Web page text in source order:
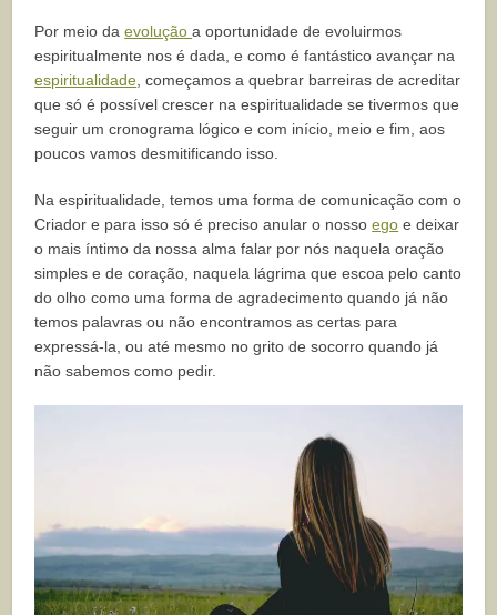
Por meio daevoluçãoa oportunidade de evoluirmos
espiritualmente nos é dada, e como é fantástico avançar na
espiritualidade , começamos a quebrar barreiras de acreditar
que só é possível crescer na espiritualidade se tivermos que
seguir um cronograma lógico e com início, meio e fim, aos
poucos vamos desmitificando isso.
Na espiritualidade, temos uma forma de comunicação com o
Criador e para isso só é preciso anular o nossoego e deixar
o mais íntimo da nossa alma falar por nós naquela oração
simples e de coração, naquela lágrima que escoa pelo canto
do olho como uma forma de agradecimento quando já não
temos palavras ou não encontramos as certas para
expressá-la, ou até mesmo no grito de socorro quando já
não sabemos como pedir.